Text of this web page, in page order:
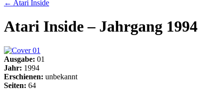
← Atari Inside
Atari Inside – Jahrgang 1994
Ausgabe: 01
Jahr: 1994
Erschienen: unbekannt
Seiten: 64